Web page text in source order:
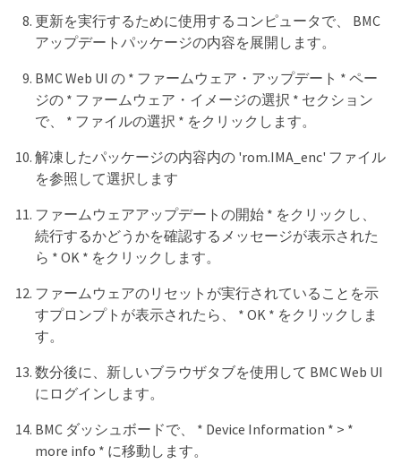
更新を実行するために使用するコンピュータで、 BMC
アップデートパッケージの内容を展開します。
BMC Web UI の * ファームウェア・アップデート * ペー
ジの * ファームウェア・イメージの選択 * セクション
で、 * ファイルの選択 * をクリックします。
解凍したパッケージの内容内の 'rom.IMA_enc' ファイル
を参照して選択します
ファームウェアアップデートの開始 * をクリックし、
続行するかどうかを確認するメッセージが表示された
ら * OK * をクリックします。
ファームウェアのリセットが実行されていることを示
すプロンプトが表示されたら、 * OK * をクリックしま
す。
数分後に、新しいブラウザタブを使用して BMC Web UI
にログインします。
BMC ダッシュボードで、 * Device Information * > *
more info * に移動します。